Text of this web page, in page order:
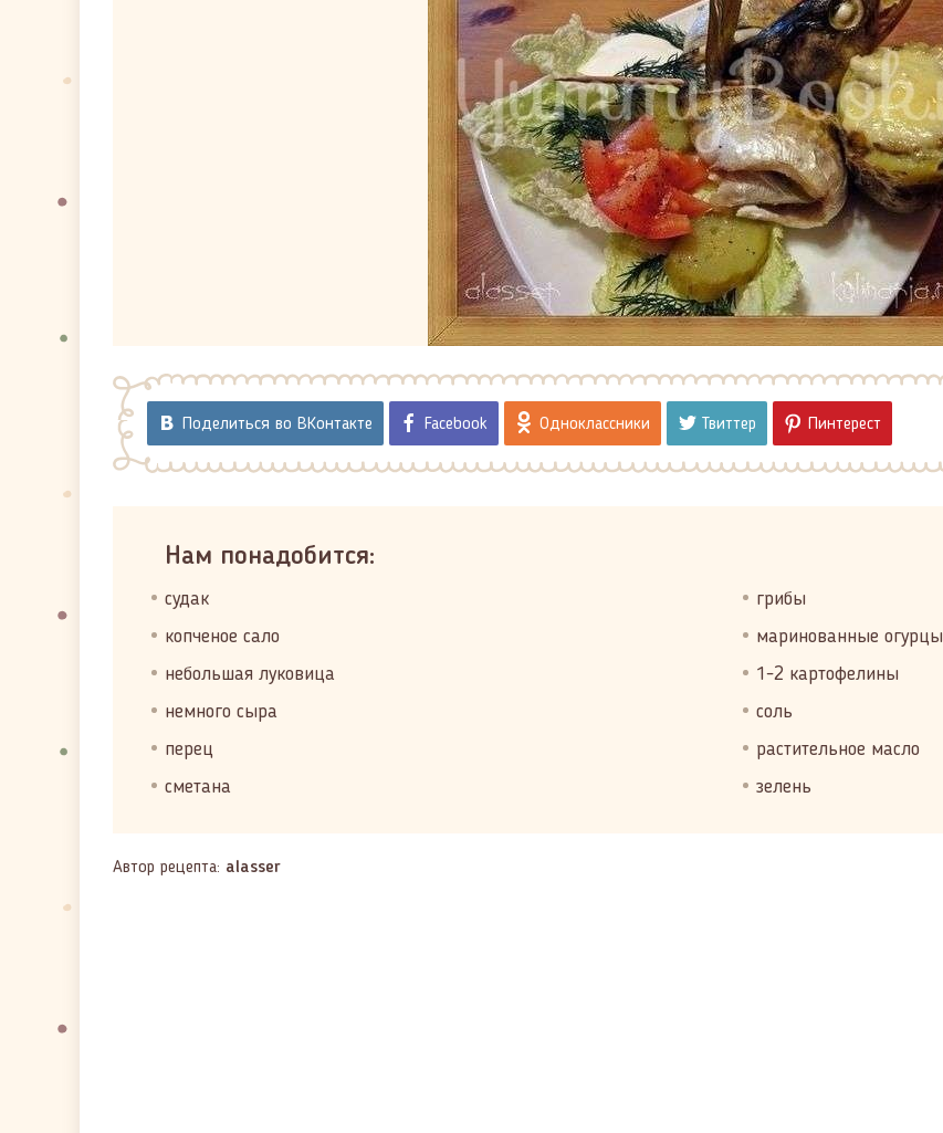
Поделиться во ВКонтакте Facebook Одноклассники Твиттер Пинтерест
Нам понадобится:
судак
грибы
копченое сало
маринованные огурцы
небольшая луковица
1-2 картофелины
немного сыра
соль
перец
растительное масло
сметана
зелень
Автор рецепта: alasser